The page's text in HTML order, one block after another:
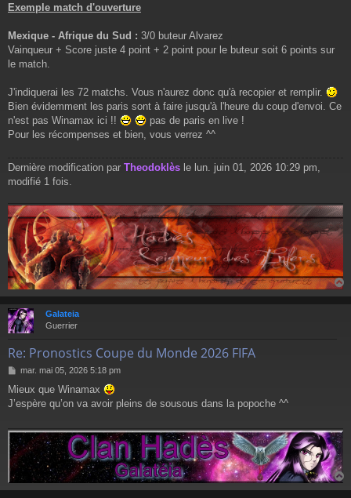
Exemple match d'ouverture
Mexique - Afrique du Sud : 3/0 buteur Alvarez
Vainqueur + Score juste 4 point + 2 point pour le buteur soit 6 points sur
le match.
J'indiquerai les 72 matchs. Vous n'aurez donc qu'à recopier et remplir.
Bien évidemment les paris sont à faire jusqu'à l'heure du coup d'envoi. Ce
n'est pas Winamax ici !!
pas de paris en live !
Pour les récompenses et bien, vous verrez ^^
Dernière modification par Theodoklès le lun. juin 01, 2026 10:29 pm,
modifié 1 fois.
a
Galateia
Guerrier
Re: Pronostics Coupe du Monde 2026 FIFA
M
s
s
e
mar. mai 05, 2026 5:18 pm
Mieux que Winamax
J’espère qu’on va avoir pleins de sousous dans la popoche ^^
a